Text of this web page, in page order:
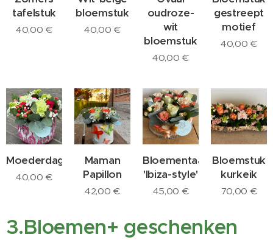
tafelstuk
40,00 €
bloemstuk
40,00 €
oudroze-
wit
bloemstuk
40,00 €
gestreept
motief
40,00 €
Moederdagbloemstuk
40,00 €
Maman
Papillon
42,00 €
Bloementaart
'Ibiza-style'
45,00 €
Bloemstuk
kurkeik
70,00 €
3.Bloemen+ geschenken